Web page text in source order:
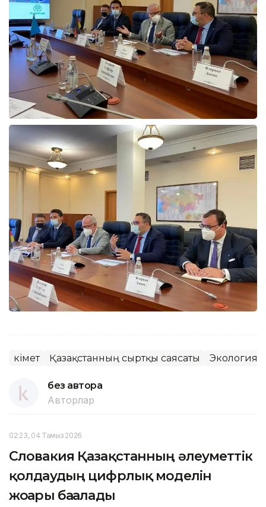
Үкімет Қазақстанның сыртқы саясаты Экология
без автора
Авторлар
02:23, 04 Тамыз 2026
Словакия Қазақстанның әлеуметтік
қолдаудың цифрлық моделін
жоғары бағалады